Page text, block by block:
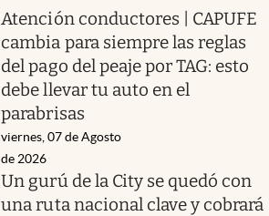
Atención conductores | CAPUFE
cambia para siempre las reglas
del pago del peaje por TAG: esto
debe llevar tu auto en el
parabrisas
viernes, 07 de Agosto
de 2026
Un gurú de la City se quedó con
una ruta nacional clave y cobrará